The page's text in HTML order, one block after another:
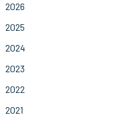
2026
2025
2024
2023
2022
2021